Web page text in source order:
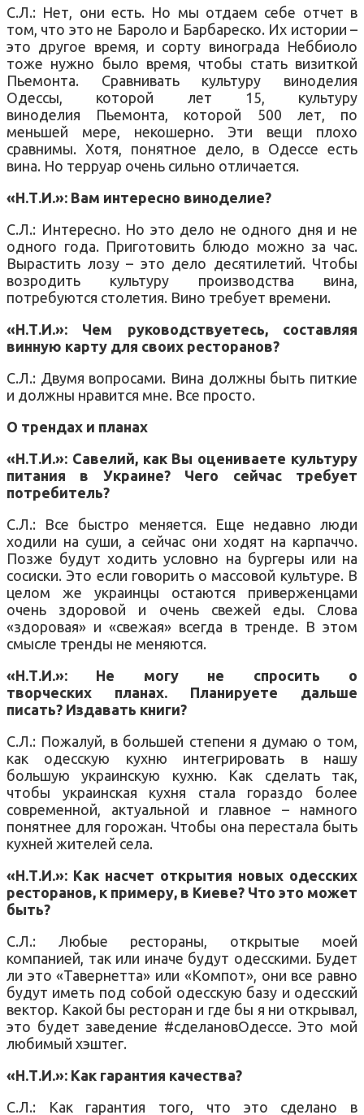
С.Л.: Нет, они есть. Но мы отдаем себе отчет в
том, что это не Бароло и Барбареско. Их истории –
это другое время, и сорту винограда Неббиоло
тоже нужно было время, чтобы стать визиткой
Пьемонта. Сравнивать культуру виноделия
Одессы, которой лет 15, культуру
виноделия Пьемонта, которой 500 лет, по
меньшей мере, некошерно. Эти вещи плохо
сравнимы. Хотя, понятное дело, в Одессе есть
вина. Но терруар очень сильно отличается.
«Н.Т.И.»: Вам интересно виноделие?
С.Л.: Интересно. Но это дело не одного дня и не
одного года. Приготовить блюдо можно за час.
Вырастить лозу – это дело десятилетий. Чтобы
возродить культуру производства вина,
потребуются столетия. Вино требует времени.
«Н.Т.И.»: Чем руководствуетесь, составляя
винную карту для своих ресторанов?
С.Л.: Двумя вопросами. Вина должны быть питкие
и должны нравится мне. Все просто.
О трендах и планах
«Н.Т.И.»: Савелий, как Вы оцениваете культуру
питания в Украине? Чего сейчас требует
потребитель?
С.Л.: Все быстро меняется. Еще недавно люди
ходили на суши, а сейчас они ходят на карпаччо.
Позже будут ходить условно на бургеры или на
сосиски. Это если говорить о массовой культуре. В
целом же украинцы остаются приверженцами
очень здоровой и очень свежей еды. Слова
«здоровая» и «свежая» всегда в тренде. В этом
смысле тренды не меняются.
«Н.Т.И.»: Не могу не спросить о
творческих планах. Планируете дальше
писать? Издавать книги?
С.Л.: Пожалуй, в большей степени я думаю о том,
как одесскую кухню интегрировать в нашу
большую украинскую кухню. Как сделать так,
чтобы украинская кухня стала гораздо более
современной, актуальной и главное – намного
понятнее для горожан. Чтобы она перестала быть
кухней жителей села.
«Н.Т.И.»: Как насчет открытия новых одесских
ресторанов, к примеру, в Киеве? Что это может
быть?
С.Л.: Любые рестораны, открытые моей
компанией, так или иначе будут одесскими. Будет
ли это «Тавернетта» или «Компот», они все равно
будут иметь под собой одесскую базу и одесский
вектор. Какой бы ресторан и где бы я ни открывал,
это будет заведение #сделановОдессе. Это мой
любимый хэштег.
«Н.Т.И.»: Как гарантия качества?
С.Л.: Как гарантия того, что это сделано в